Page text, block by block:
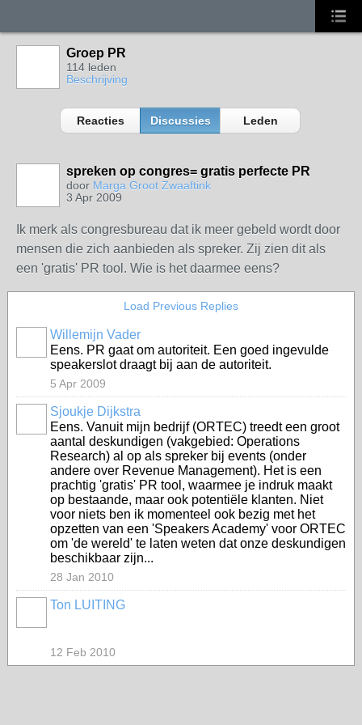
Groep PR
114 leden
Beschrijving
Reacties Discussies Leden
spreken op congres= gratis perfecte PR
door Marga Groot Zwaaftink
3 Apr 2009
Ik merk als congresbureau dat ik meer gebeld wordt door
mensen die zich aanbieden als spreker. Zij zien dit als
een 'gratis' PR tool. Wie is het daarmee eens?
Load Previous Replies
Willemijn Vader
Eens. PR gaat om autoriteit. Een goed ingevulde
speakerslot draagt bij aan de autoriteit.
5 Apr 2009
Sjoukje Dijkstra
Eens. Vanuit mijn bedrijf (ORTEC) treedt een groot
aantal deskundigen (vakgebied: Operations
Research) al op als spreker bij events (onder
andere over Revenue Management). Het is een
prachtig 'gratis' PR tool, waarmee je indruk maakt
op bestaande, maar ook potentiële klanten. Niet
voor niets ben ik momenteel ook bezig met het
opzetten van een 'Speakers Academy' voor ORTEC
om 'de wereld' te laten weten dat onze deskundigen
beschikbaar zijn...
28 Jan 2010
Ton LUITING
12 Feb 2010